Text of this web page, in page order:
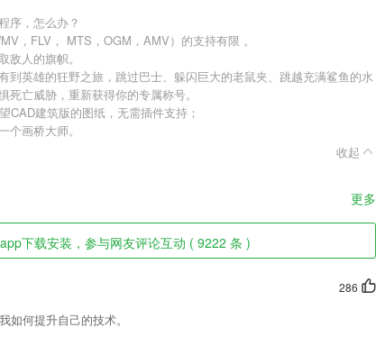
序，怎么办？
，FLV， MTS，OGM，AMV）的支持有限 。
人的旗帜。
到英雄的狂野之旅，跳过巴士、躲闪巨大的老鼠夹、跳越充满鲨鱼的水
亡威胁，重新获得你的专属称号。
CAD建筑版的图纸，无需插件支持；
画桥大师。
收起
更多
下载安装，参与网友评论互动 ( 9222 条 )
286
如何提升自己的技术。